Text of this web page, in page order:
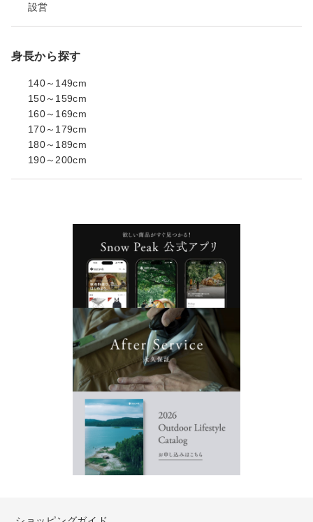
設営
身長から探す
140～149cm
150～159cm
160～169cm
170～179cm
180～189cm
190～200cm